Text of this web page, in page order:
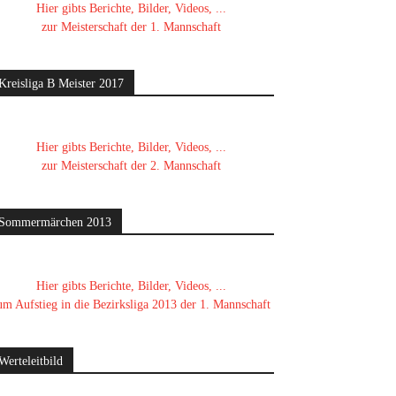
Hier gibts Berichte, Bilder, Videos, ...
zur Meisterschaft der 1. Mannschaft
B Meister 2017
Hier gibts Berichte, Bilder, Videos, ...
zur Meisterschaft der 2. Mannschaft
2013
Hier gibts Berichte, Bilder, Videos, ...
Aufstieg in die Bezirksliga 2013 der 1. Mannschaft